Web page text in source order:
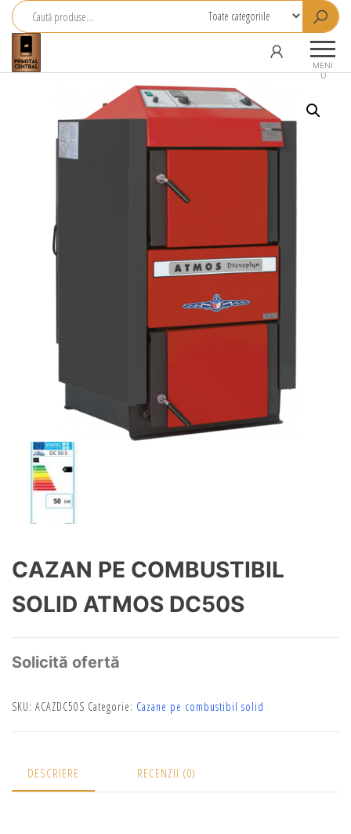
Central
MENI
U
CAZAN PE COMBUSTIBIL
SOLID ATMOS DC50S
Solicită ofertă
SKU: ACAZDC50S Categorie: Cazane pe combustibil solid
DESCRIERE RECENZII (0)